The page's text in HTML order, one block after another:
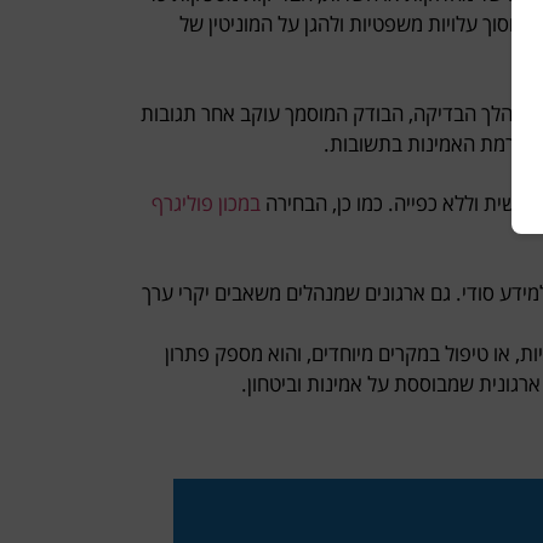
עלויות משפטיות ולהגן על המוניטין של
הבדיקה, הבודק המוסמך עוקב אחר תגובות
של רמת האמינות בתשובות.
וללא כפייה. כמו כן, הבחירה במכון פוליגרף
סודי. גם ארגונים שמנהלים משאבים יקרי ערך
או טיפול במקרים מיוחדים, והוא מספק פתרון
שמבוססת על אמינות וביטחון.